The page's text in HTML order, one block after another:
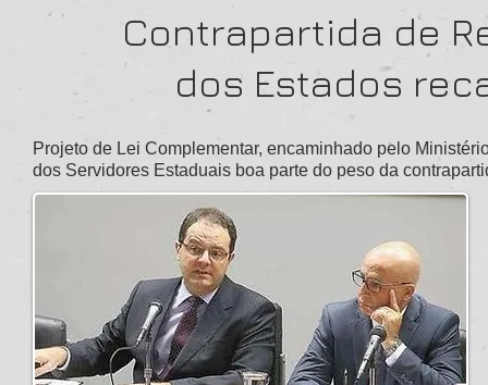
Contrapartida de
dos Estados
Projeto de Lei Complementar, encaminhado pelo
dos Servidores Estaduais boa parte do peso da